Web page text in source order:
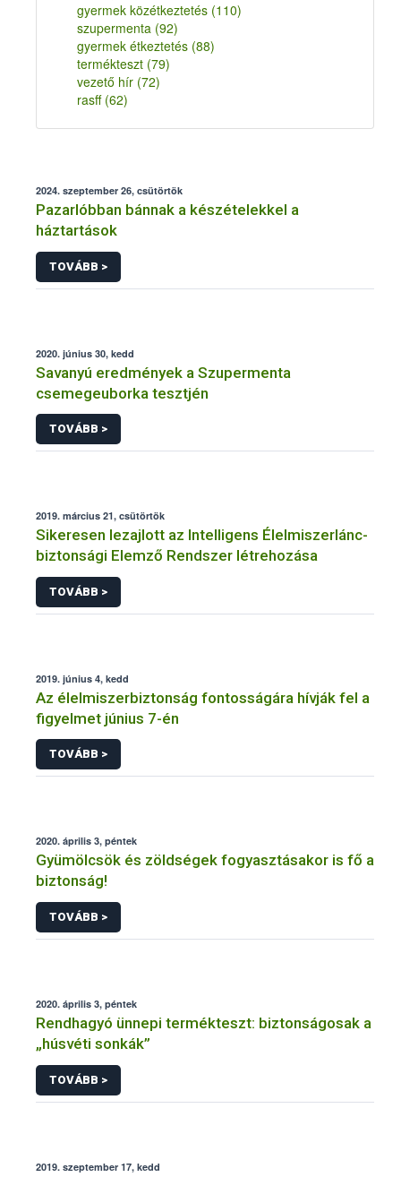
gyermek közétkeztetés (110)
szupermenta (92)
gyermek étkeztetés (88)
termékteszt (79)
vezető hír (72)
rasff (62)
2024. szeptember 26, csütörtök
Pazarlóbban bánnak a készételekkel a
háztartások
TOVÁBB >
2020. június 30, kedd
Savanyú eredmények a Szupermenta
csemegeuborka tesztjén
TOVÁBB >
2019. március 21, csütörtök
Sikeresen lezajlott az Intelligens Élelmiszerlánc-
biztonsági Elemző Rendszer létrehozása
TOVÁBB >
2019. június 4, kedd
Az élelmiszerbiztonság fontosságára hívják fel a
figyelmet június 7-én
TOVÁBB >
2020. április 3, péntek
Gyümölcsök és zöldségek fogyasztásakor is fő a
biztonság!
TOVÁBB >
2020. április 3, péntek
Rendhagyó ünnepi termékteszt: biztonságosak a
„húsvéti sonkák”
TOVÁBB >
2019. szeptember 17, kedd